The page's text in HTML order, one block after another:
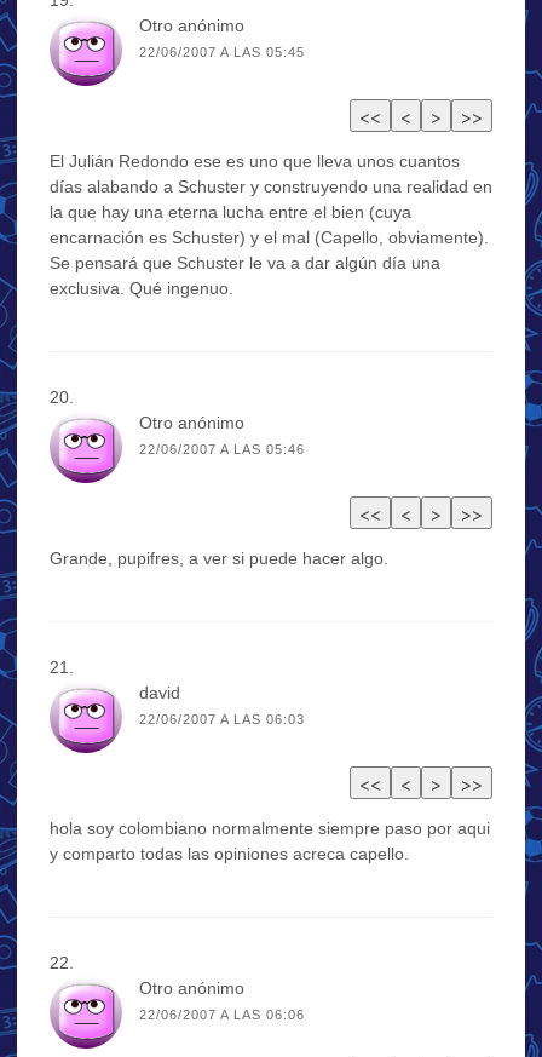
Otro anónimo
22/06/2007 A LAS 05:45
El Julián Redondo ese es uno que lleva unos cuantos
días alabando a Schuster y construyendo una realidad en
la que hay una eterna lucha entre el bien (cuya
encarnación es Schuster) y el mal (Capello, obviamente).
Se pensará que Schuster le va a dar algún día una
exclusiva. Qué ingenuo.
Otro anónimo
22/06/2007 A LAS 05:46
Grande, pupifres, a ver si puede hacer algo.
david
22/06/2007 A LAS 06:03
hola soy colombiano normalmente siempre paso por aqui
y comparto todas las opiniones acreca capello.
Otro anónimo
22/06/2007 A LAS 06:06